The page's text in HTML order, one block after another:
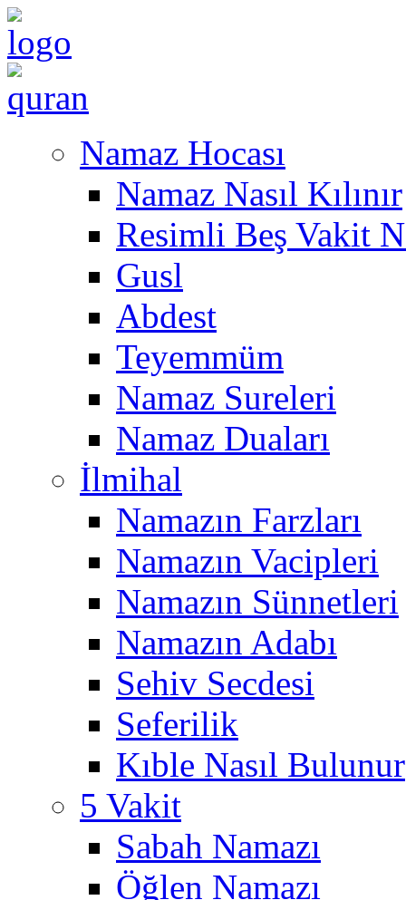
Namaz Hocası
Namaz Nasıl Kılınır
Resimli Beş Vakit
Gusl
Abdest
Teyemmüm
Namaz Sureleri
Namaz Duaları
İlmihal
Namazın Farzları
Namazın Vacipleri
Namazın Sünnetleri
Namazın Adabı
Sehiv Secdesi
Seferilik
Kıble Nasıl Bulunur
5 Vakit
Sabah Namazı
Öğlen Namazı